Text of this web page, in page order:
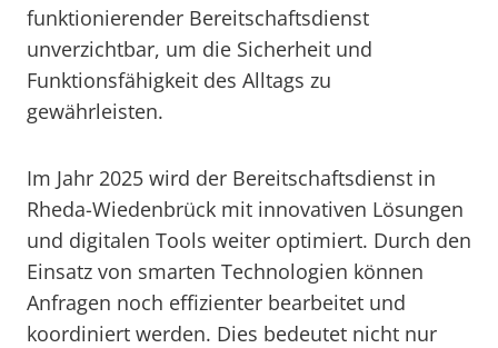
funktionierender Bereitschaftsdienst
unverzichtbar, um die Sicherheit und
Funktionsfähigkeit des Alltags zu
gewährleisten.
Im Jahr 2025 wird der Bereitschaftsdienst in
Rheda-Wiedenbrück mit innovativen Lösungen
und digitalen Tools weiter optimiert. Durch den
Einsatz von smarten Technologien können
Anfragen noch effizienter bearbeitet und
koordiniert werden. Dies bedeutet nicht nur